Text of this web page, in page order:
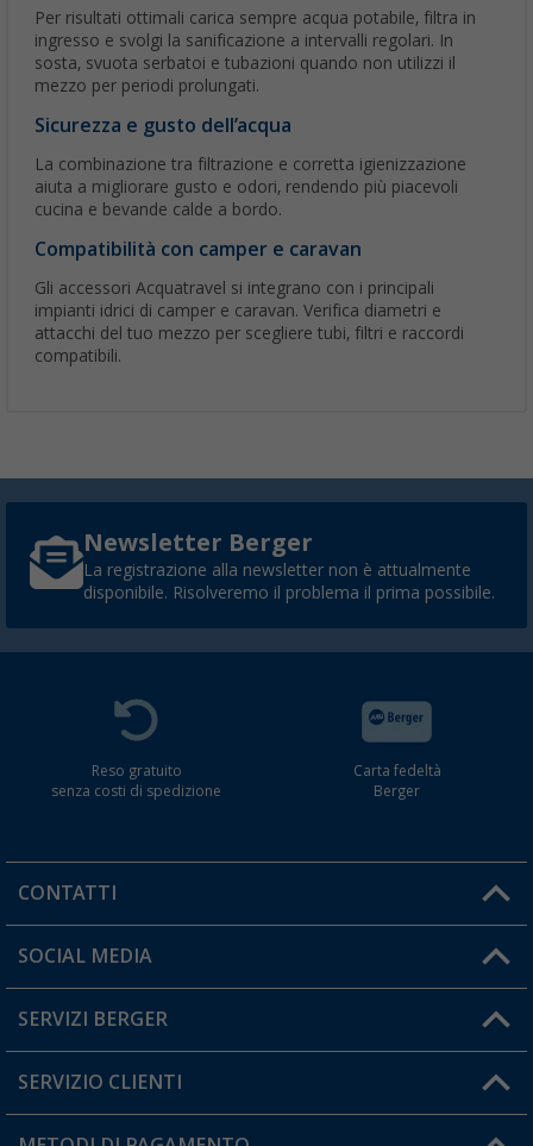
Per risultati ottimali carica sempre acqua potabile, filtra in
ingresso e svolgi la sanificazione a intervalli regolari. In
sosta, svuota serbatoi e tubazioni quando non utilizzi il
mezzo per periodi prolungati.
Sicurezza e gusto dell’acqua
La combinazione tra filtrazione e corretta igienizzazione
aiuta a migliorare gusto e odori, rendendo più piacevoli
cucina e bevande calde a bordo.
Compatibilità con camper e caravan
Gli accessori Acquatravel si integrano con i principali
impianti idrici di camper e caravan. Verifica diametri e
attacchi del tuo mezzo per scegliere tubi, filtri e raccordi
compatibili.
Newsletter Berger
La registrazione alla newsletter non è attualmente
disponibile. Risolveremo il problema il prima possibile.
Reso gratuito
senza costi di spedizione
Carta fedeltà
Berger
CONTATTI
Orari di apertura del servizio:
Hai una domanda?
SOCIAL MEDIA
SERVIZI BERGER
Diventare rivenditori
Il mio Account
SERVIZIO CLIENTI